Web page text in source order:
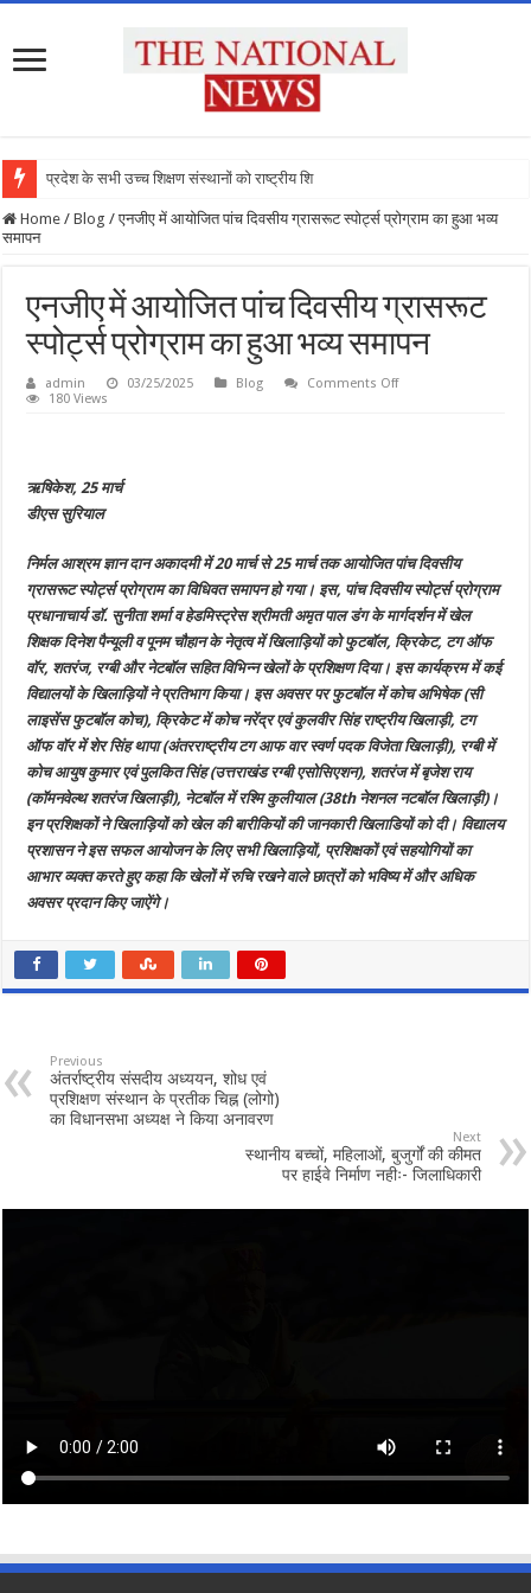
प्रदेश के सभी उच्च शिक्षण संस्थानों को राष्ट्रीय शिक्षा
Home / Blog / एनजीए में आयोजित पांच दिवसीय ग्रासरूट स्पोर्ट्स प्रोग्राम का हुआ भव्य
समापन
एनजीए में आयोजित पांच दिवसीय ग्रासरूट
स्पोर्ट्स प्रोग्राम का हुआ भव्य समापन
admin 03/25/2025 Blog Comments Offon
भव्य
समापन
180 Views
ऋषिकेश, 25 मार्च
डीएस सुरियाल
निर्मल आश्रम ज्ञान दान अकादमी में 20 मार्च से 25 मार्च तक आयोजित पांच दिवसीय
ग्रासरूट स्पोर्ट्स प्रोग्राम का विधिवत समापन हो गया। इस, पांच दिवसीय स्पोर्ट्स प्रोग्राम
प्रधानाचार्य डॉ. सुनीता शर्मा व हेडमिस्ट्रेस श्रीमती अमृत पाल डंग के मार्गदर्शन में खेल
शिक्षक दिनेश पैन्यूली व पूनम चौहान के नेतृत्व में खिलाड़ियों को फुटबॉल, क्रिकेट, टग ऑफ
वॉर, शतरंज, रग्बी और नेटबॉल सहित विभिन्न खेलों के प्रशिक्षण दिया। इस कार्यक्रम में कई
विद्यालयों के खिलाड़ियों ने प्रतिभाग किया। इस अवसर पर फुटबॉल में कोच अभिषेक (सी
लाइसेंस फुटबॉल कोच), क्रिकेट में कोच नरेंद्र एवं कुलवीर सिंह राष्ट्रीय खिलाड़ी, टग
ऑफ वॉर में शेर सिंह थापा (अंतरराष्ट्रीय टग आफ वार स्वर्ण पदक विजेता खिलाड़ी), रग्बी में
कोच आयुष कुमार एवं पुलकित सिंह (उत्तराखंड रग्बी एसोसिएशन), शतरंज में बृजेश राय
(कॉमनवेल्थ शतरंज खिलाड़ी), नेटबॉल में रश्मि कुलीयाल (38th नेशनल नटबॉल खिलाड़ी)।
इन प्रशिक्षकों ने खिलाड़ियों को खेल की बारीकियों की जानकारी खिलाडियों को दी। विद्यालय
प्रशासन ने इस सफल आयोजन के लिए सभी खिलाड़ियों, प्रशिक्षकों एवं सहयोगियों का
आभार व्यक्त करते हुए कहा कि खेलों में रुचि रखने वाले छात्रों को भविष्य में और अधिक
अवसर प्रदान किए जाऐंगे।
Previous
अंतर्राष्ट्रीय संसदीय अध्ययन, शोध एवं
प्रशिक्षण संस्थान के प्रतीक चिह्न (लोगो)
का विधानसभा अध्यक्ष ने किया अनावरण
Next
स्थानीय बच्चों, महिलाओं, बुजुर्गों की कीमत
पर हाईवे निर्माण नहीः- जिलाधिकारी